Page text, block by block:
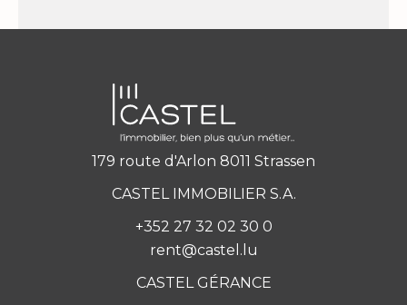
179 route d'Arlon 8011 Strassen
CASTEL IMMOBILIER S.A.
+352 27 32 02 30 0
rent@castel.lu
CASTEL GÉRANCE